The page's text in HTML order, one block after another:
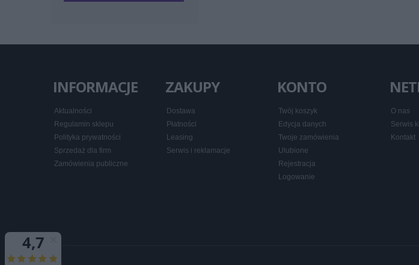
INFORMACJE
Aktualności
Regulamin sklepu
Polityka prywatności
Sprzedaż dla firm
Zamówienia publiczne
ZAKUPY
Dostawa
Płatności
Leasing
Serwis i reklamacje
KONTO
Twój koszyk
Edycja danych
Twoje zamówienia
Ulubione
Rejestracja
Logowanie
O nas
Serwis
Kontakt